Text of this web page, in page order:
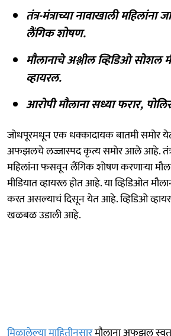
तंत्र-मंत्राच्या नावाखाली
लैंगिक शोषण.
मौलानाचे अश्लील व्हिडिओ सोशल
व्हायरल.
आरोपी मौलाना सध्या फरार,
जोधपूरमधून एक धक्कादायक बातमी समोर
अफझलचे लज्जास्पद कृत्य समोर आले आहे. तंत्र
महिलांना फसवून लैंगिक शोषण करणाऱ्या
मीडियात व्हायरल होत आहे. या व्हिडिओत
करत असल्याचं दिसून येत आहे. व्हिडिओ
खळबळ उडाली आहे.